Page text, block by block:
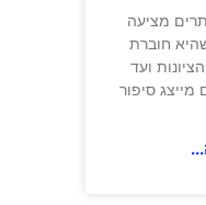
מציעה
חוברת
ועד
סיפור